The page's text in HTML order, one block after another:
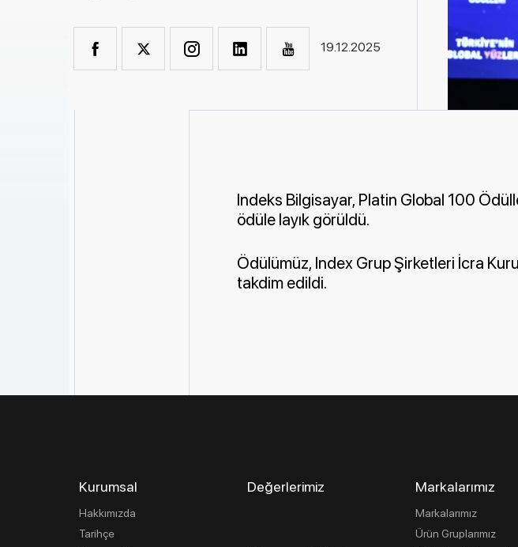
19.12.2025
Indeks Bilgisayar, Platin Global 100
ödüle layık görüldü.
Ödülümüz, Index Grup Şirketleri İcra
takdim edildi.
Kurumsal
Hakkımızda
Tarihçe
Değerlerimiz Markalarımız
Markalarımız
Ürün Gruplarımız